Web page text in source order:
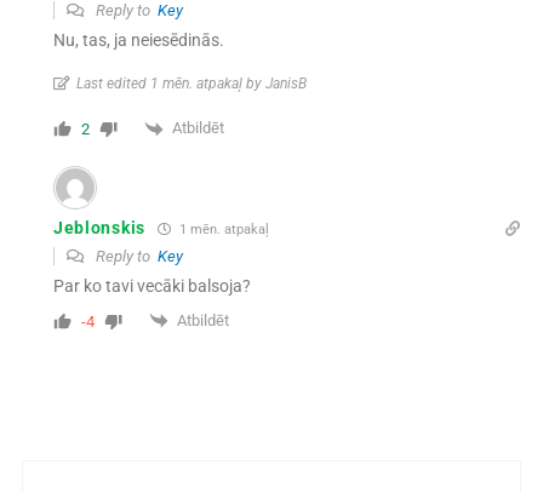
Reply to Key
Nu, tas, ja neiesēdinās.
Last edited 1 mēn. atpakaļ by JanisB
2 Atbildēt
Jeblonskis 1 mēn. atpakaļ
Reply to Key
Par ko tavi vecāki balsoja?
-4 Atbildēt